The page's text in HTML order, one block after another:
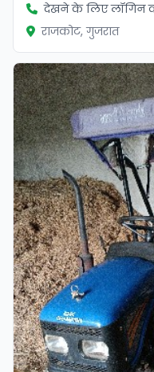
देखने के लिए लॉगिन
राजकोट, गुजरात